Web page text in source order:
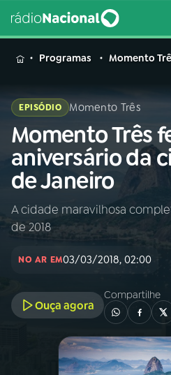
MENU
Buscar
na
Rádio
Nacional
Buscar
AO
INÍCIO
A RÁDIO
PROGRAMAÇÃO
Programas Momento
EPISÓDIO Momento Três
Momento Três
aniversário da
de Janeiro
A cidade maravilhosa
de 2018
NO AR EM03/03/2018, 02:00
Ouça agora
Compartilhe